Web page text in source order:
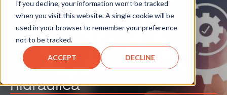
If you decline, your information won’t be tracked
when you visit this website. A single cookie will be
used in your browser to remember your preference
not to be tracked.
ACCEPT DECLINE
Consejos de seguridad
hidráulica